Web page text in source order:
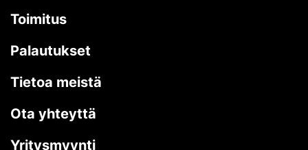
Toimitus
Palautukset
Tietoa meistä
Ota yhteyttä
Yritysmyynti